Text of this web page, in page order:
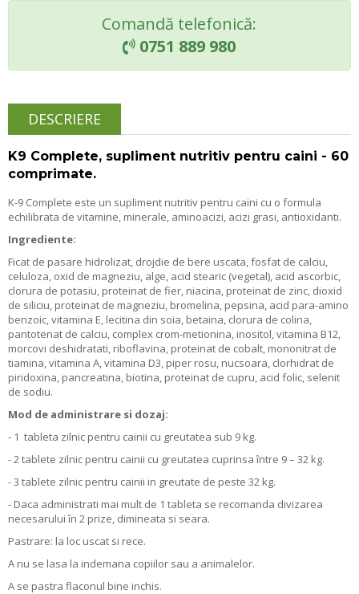
Comandă telefonică:
 0751 889 980
DESCRIERE
K9 Complete, supliment nutritiv pentru caini - 60
comprimate.
K-9 Complete este un supliment nutritiv pentru caini cu o formula
echilibrata de vitamine, minerale, aminoacizi, acizi grasi, antioxidanti.
Ingrediente:
Ficat de pasare hidrolizat, drojdie de bere uscata, fosfat de calciu,
celuloza, oxid de magneziu, alge, acid stearic (vegetal), acid ascorbic,
clorura de potasiu, proteinat de fier, niacina, proteinat de zinc, dioxid
de siliciu, proteinat de magneziu, bromelina, pepsina, acid para-amino
benzoic, vitamina E, lecitina din soia, betaina, clorura de colina,
pantotenat de calciu, complex crom-metionina, inositol, vitamina B12,
morcovi deshidratati, riboflavina, proteinat de cobalt, mononitrat de
tiamina, vitamina A, vitamina D3, piper rosu, nucsoara, clorhidrat de
piridoxina, pancreatina, biotina, proteinat de cupru, acid folic, selenit
de sodiu.
Mod de administrare si dozaj:
- 1 tableta zilnic pentru cainii cu greutatea sub 9 kg.
- 2 tablete zilnic pentru cainii cu greutatea cuprinsa între 9 – 32 kg.
- 3 tablete zilnic pentru cainii in greutate de peste 32 kg.
- Daca administrati mai mult de 1 tableta se recomanda divizarea
necesarului în 2 prize, dimineata si seara.
Pastrare: la loc uscat si rece.
A nu se lasa la indemana copiilor sau a animalelor.
A se pastra flaconul bine inchis.